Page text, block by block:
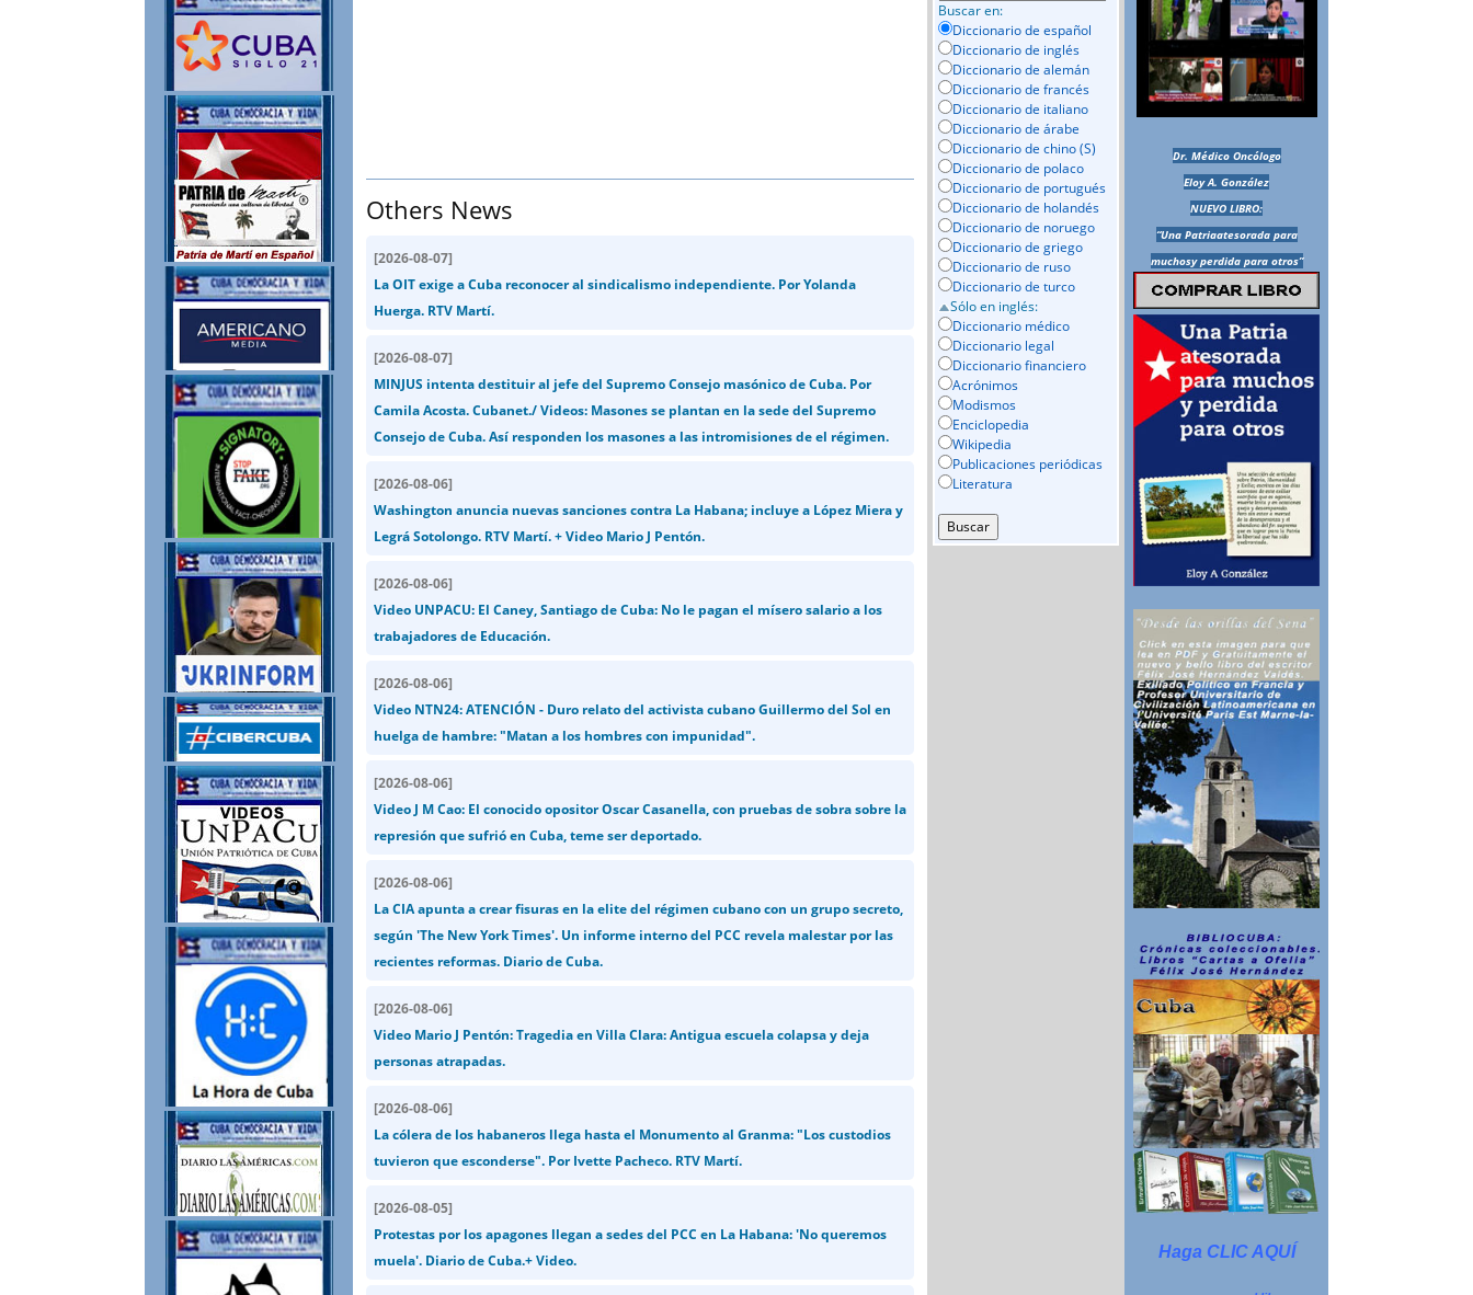
Others News
[2026-08-07]
La OIT exige a Cuba reconocer al sindicalismo independiente. Por Yolanda
Huerga. RTV Martí.
[2026-08-07]
MINJUS intenta destituir al jefe del Supremo Consejo masónico de Cuba. Por
Camila Acosta. Cubanet./ Videos: Masones se plantan en la sede del Supremo
Consejo de Cuba. Así responden los masones a las intromisiones de el régimen.
[2026-08-06]
Washington anuncia nuevas sanciones contra La Habana; incluye a López Miera y
Legrá Sotolongo. RTV Martí. + Video Mario J Pentón.
[2026-08-06]
Video UNPACU: El Caney, Santiago de Cuba: No le pagan el mísero salario a los
trabajadores de Educación.
[2026-08-06]
Video NTN24: ATENCIÓN - Duro relato del activista cubano Guillermo del Sol en
huelga de hambre: "Matan a los hombres con impunidad".
[2026-08-06]
Video J M Cao: El conocido opositor Oscar Casanella, con pruebas de sobra sobre la
represión que sufrió en Cuba, teme ser deportado.
[2026-08-06]
La CIA apunta a crear fisuras en la elite del régimen cubano con un grupo secreto,
según 'The New York Times'. Un informe interno del PCC revela malestar por las
recientes reformas. Diario de Cuba.
[2026-08-06]
Video Mario J Pentón: Tragedia en Villa Clara: Antigua escuela colapsa y deja
personas atrapadas.
[2026-08-06]
La cólera de los habaneros llega hasta el Monumento al Granma: "Los custodios
tuvieron que esconderse". Por Ivette Pacheco. RTV Martí.
[2026-08-05]
Protestas por los apagones llegan a sedes del PCC en La Habana: 'No queremos
muela'. Diario de Cuba.+ Video.
Buscar en:
Diccionario de español
Diccionario de inglés
Diccionario de alemán
Diccionario de francés
Diccionario de italiano
Diccionario de árabe
Diccionario de chino (S)
Diccionario de polaco
Diccionario de portugués
Diccionario de holandés
Diccionario de noruego
Diccionario de griego
Diccionario de ruso
Diccionario de turco
Sólo en inglés:
Diccionario médico
Diccionario legal
Diccionario financiero
Acrónimos
Modismos
Enciclopedia
Wikipedia
Publicaciones periódicas
Literatura
Dr. Médico Oncólogo
Eloy A. González
NUEVO LIBRO:
“Una Patriaatesorada para
muchosy perdida para otros”
Haga CLIC AQUÍ